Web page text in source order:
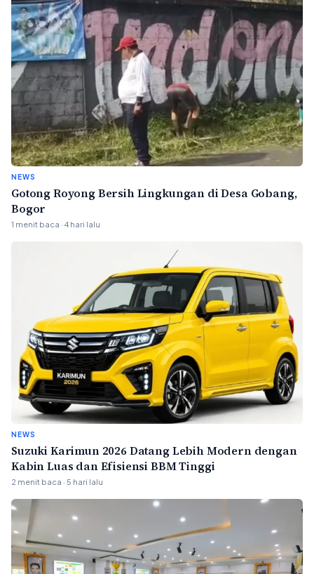
NEWS
Gotong Royong Bersih Lingkungan di Desa Gobang,
Bogor
1 menit baca · 4 hari lalu
NEWS
Suzuki Karimun 2026 Datang Lebih Modern dengan
Kabin Luas dan Efisiensi BBM Tinggi
2 menit baca · 5 hari lalu